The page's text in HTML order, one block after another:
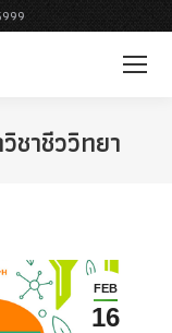
ชาชีววิทยา
FEB
16